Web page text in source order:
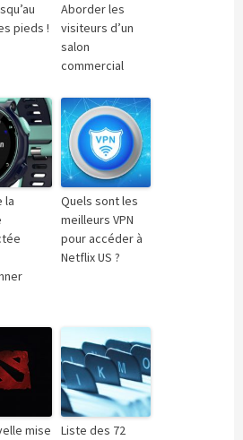
pieds !
Aborder les
visiteurs d’un
salon
commercial
la
Quels sont les
meilleurs VPN
pour accéder à
Netflix US ?
mise
Liste des 72